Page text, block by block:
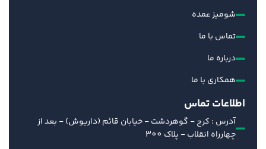
شومیز عمده
تماس با ما
درباره ما
همکاری با ما
اطلاعات تماس
آدرس : کرج - گوهردشت - خیابان قائم (داریوش) - بعد از
چهارراه انقلاب - پلاک 300